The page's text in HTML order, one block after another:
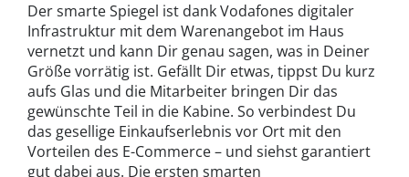
Der smarte Spiegel ist dank Vodafones digitaler
Infrastruktur mit dem Warenangebot im Haus
vernetzt und kann Dir genau sagen, was in Deiner
Größe vorrätig ist. Gefällt Dir etwas, tippst Du kurz
aufs Glas und die Mitarbeiter bringen Dir das
gewünschte Teil in die Kabine. So verbindest Du
das gesellige Einkaufserlebnis vor Ort mit den
Vorteilen des E-Commerce – und siehst garantiert
gut dabei aus. Die ersten smarten